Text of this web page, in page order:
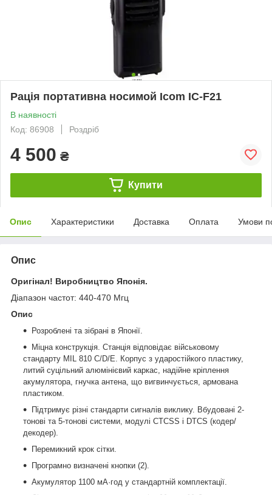
Рація портативна носимой Icom IC-F21
В наявності
Код: 86908
Роздріб
4 500 ₴
Купити
Опис Характеристики Доставка Оплата Умови
Опис
Оригінал! Виробництво Японія.
Діапазон частот: 440-470 Мгц
Опис
Розроблені та зібрані в Японії.
Міцна конструкція. Станція відповідає військовому
стандарту MIL 810 C/D/E. Корпус з ударостійкого пластику,
литий суцільний алюмінієвий каркас, надійне кріплення
акумулятора, гнучка антена, що вигвинчується, армована
пластиком.
Підтримує різні стандарти сигналів виклику. Вбудовані 2-
тонові та 5-тонові системи, модулі CTCSS і DTCS (кодер/
декодер).
Перемикний крок сітки.
Програмно визначені кнопки (2).
Акумулятор 1100 мА·год у стандартній комплектації.